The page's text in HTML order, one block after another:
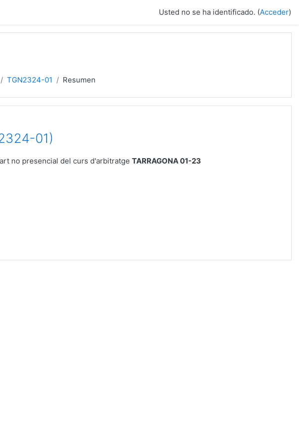
Usted no se ha identificado. (Acceder)
TGN2324-01 Resumen
01)
no presencial del curs d'arbitratgeTARRAGONA 01-23